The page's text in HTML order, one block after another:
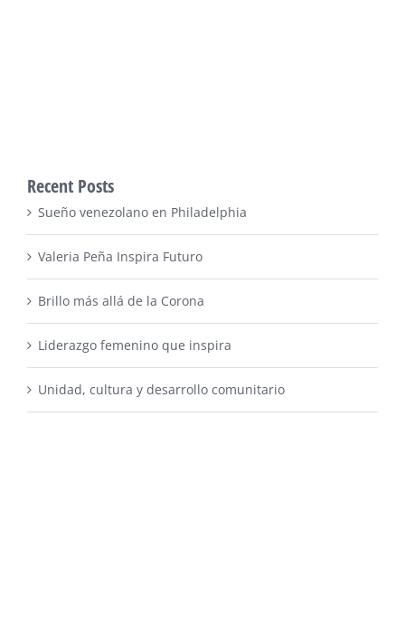
Recent Posts
Sueño venezolano en Philadelphia
Valeria Peña Inspira Futuro
Brillo más allá de la Corona
Liderazgo femenino que inspira
Unidad, cultura y desarrollo comunitario